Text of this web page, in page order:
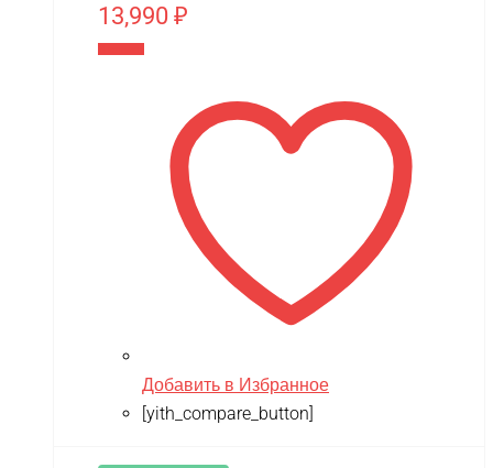
13,990 ₽
Добавить в Избранное
[yith_compare_button]